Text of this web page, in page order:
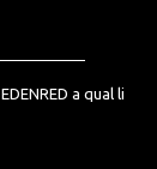
EDENRED a qual li